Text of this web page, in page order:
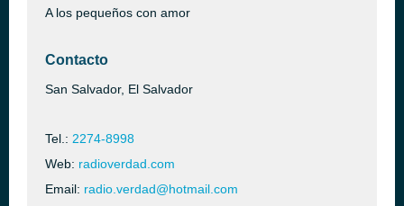
A los pequeños con amor
Contacto
San Salvador, El Salvador
Tel.: 2274-8998
Web: radioverdad.com
Email: radio.verdad@hotmail.com